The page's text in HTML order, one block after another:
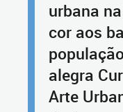
urbana
cor aos
alegra
Arte